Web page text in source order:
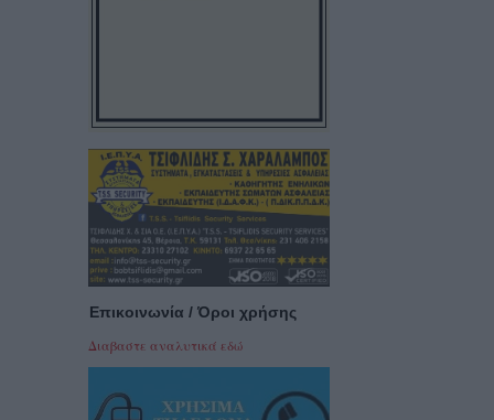
Επικοινωνία / Όροι χρήσης
Διαβαστε αναλυτικά εδώ